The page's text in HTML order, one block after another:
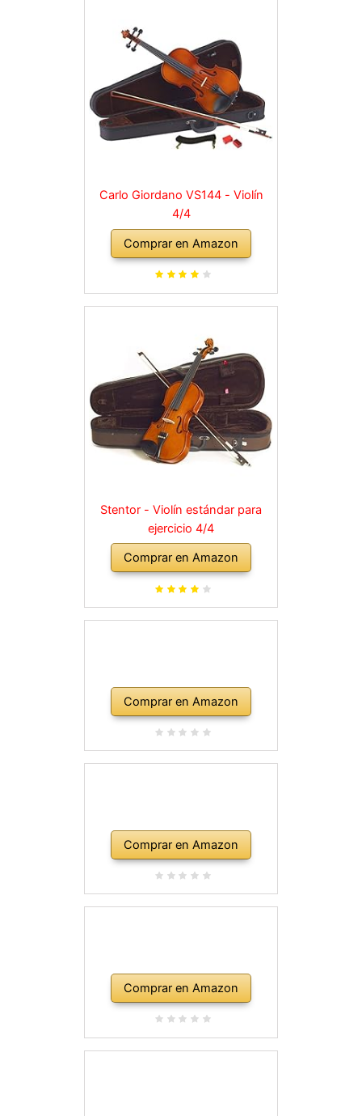
Carlo Giordano VS144 - Violín
4/4
Comprar en Amazon
Stentor - Violín estándar para
ejercicio 4/4
Comprar en Amazon
Comprar en Amazon
Comprar en Amazon
Comprar en Amazon